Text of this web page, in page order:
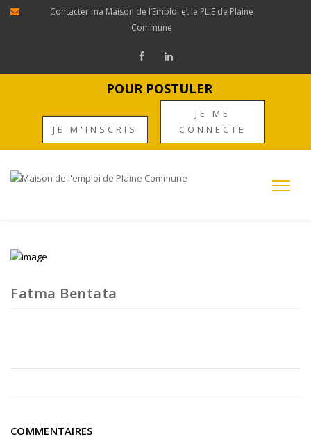
Contacter ma Maison de l’Emploi et le PLIE de Plaine
Commune
POUR POSTULER
JE M'INSCRIS
JE ME
CONNECTE
Fatma Bentata
COMMENTAIRES